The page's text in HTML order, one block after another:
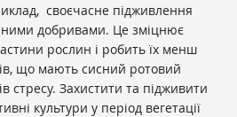
своєчасне підживлення
добривами. Це зміцнює
рослин і робить їх менш
що мають сисний ротовий
стресу. Захистити та підживити
культури у період вегетації